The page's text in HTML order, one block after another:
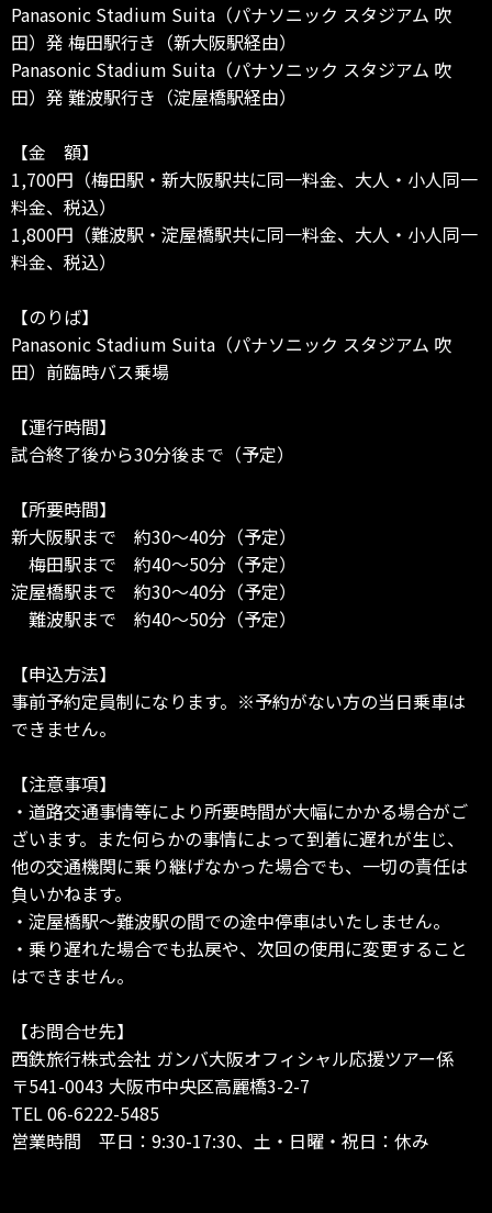
Panasonic Stadium Suita（パナソニック スタジアム 吹
田）発 梅田駅行き（新大阪駅経由）
Panasonic Stadium Suita（パナソニック スタジアム 吹
田）発 難波駅行き（淀屋橋駅経由）
【金 額】
1,700円（梅田駅・新大阪駅共に同一料金、大人・小人同一
料金、税込）
1,800円（難波駅・淀屋橋駅共に同一料金、大人・小人同一
料金、税込）
【のりば】
Panasonic Stadium Suita（パナソニック スタジアム 吹
田）前臨時バス乗場
【運行時間】
試合終了後から30分後まで（予定）
【所要時間】
新大阪駅まで 約30～40分（予定）
梅田駅まで 約40～50分（予定）
淀屋橋駅まで 約30～40分（予定）
難波駅まで 約40～50分（予定）
【申込方法】
事前予約定員制になります。※予約がない方の当日乗車は
できません。
【注意事項】
・道路交通事情等により所要時間が大幅にかかる場合がご
ざいます。また何らかの事情によって到着に遅れが生じ、
他の交通機関に乗り継げなかった場合でも、一切の責任は
負いかねます。
・淀屋橋駅～難波駅の間での途中停車はいたしません。
・乗り遅れた場合でも払戻や、次回の使用に変更すること
はできません。
【お問合せ先】
西鉄旅行株式会社 ガンバ大阪オフィシャル応援ツアー係
〒541-0043 大阪市中央区高麗橋3-2-7
TEL 06-6222-5485
営業時間 平日：9:30-17:30、土・日曜・祝日：休み